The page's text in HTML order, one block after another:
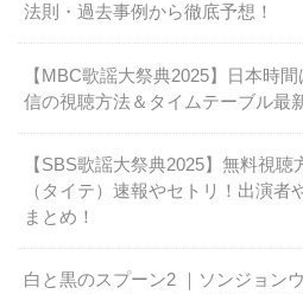
法則・過去事例から徹底予想！
【MBC歌謡大祭典2025】日本時
信の視聴方法＆タイムテーブル最
【SBS歌謡大祭典2025】無料視
（タイテ）速報やセトリ！出演者
まとめ！
白と黒のスプーン2 ｜ソンジョン